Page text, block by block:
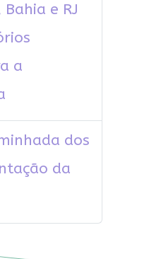
e RJ
a
dos
da